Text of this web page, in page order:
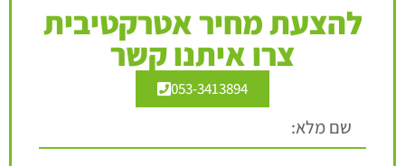
להצעת מחיר אטרקטיבית
צרו איתנו קשר
053-3413894